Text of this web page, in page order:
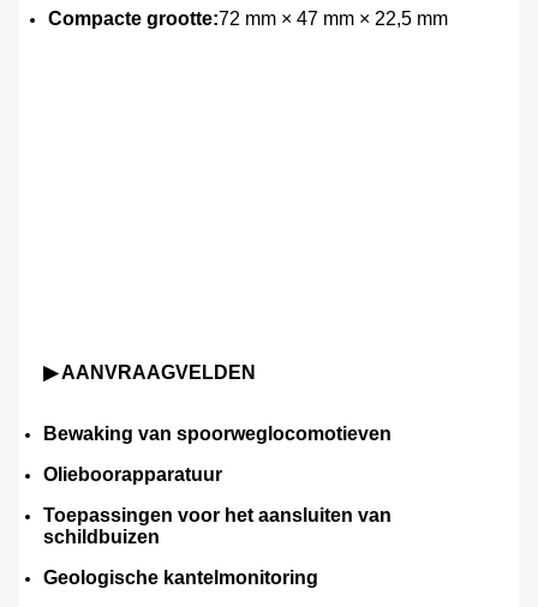
Compacte grootte:72 mm × 47 mm × 22,5 mm
▶ AANVRAAGVELDEN
Bewaking van spoorweglocomotieven
Olieboorapparatuur
Toepassingen voor het aansluiten van
schildbuizen
Geologische kantelmonitoring